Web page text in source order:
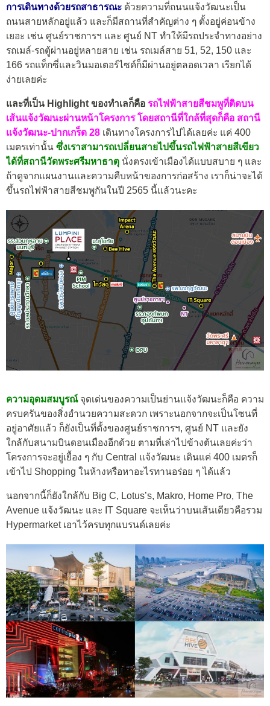
การเดินทางด้วยรถสาธารณะ ด้วยความที่ถนนแจ้งวัฒนะเป็น
ถนนสายหลักอยู่แล้ว และก็มีสถานที่สำคัญต่าง ๆ ตั้งอยู่ค่อนข้าง
เยอะ เช่น ศูนย์ราชการฯ และ ศูนย์ NT ทำให้มีรถประจำทางอย่าง
รถเมล์-รถตู้ผ่านอยู่หลายสาย เช่น รถเมล์สาย 51, 52, 150 และ
166 รถแท็กซี่และวินมอเตอร์ไซค์ก็มีผ่านอยู่ตลอดเวลา เรียกได้
ง่ายเลยค่ะ
และที่เป็น Highlight ของทำเลก็คือ รถไฟฟ้าสายสีชมพูที่ติดบน
เส้นแจ้งวัฒนะผ่านหน้าโครงการ โดยสถานีที่ใกล้ที่สุดก็คือ สถานี
แจ้งวัฒนะ-ปากเกร็ด 28 เดินทางโครงการไปได้เลยค่ะ แค่ 400
เมตรเท่านั้น ซึ่งเราสามารถเปลี่ยนสายไปขึ้นรถไฟฟ้าสายสีเขียว
ได้ที่สถานีวัดพระศรีมหาธาตุ นั่งตรงเข้าเมืองได้แบบสบาย ๆ และ
ถ้าดูจากแผนงานและความคืบหน้าของการก่อสร้าง เราก็น่าจะได้
ขึ้นรถไฟฟ้าสายสีชมพูกันในปี 2565 นี้แล้วนะคะ
ความอุดมสมบูรณ์ จุดเด่นของความเป็นย่านแจ้งวัฒนะก็คือ ความ
ครบครันของสิ่งอำนวยความสะดวก เพราะนอกจากจะเป็นโซนที่
อยู่อาศัยแล้ว ก็ยังเป็นที่ตั้งของศูนย์ราชการฯ, ศูนย์ NT และยัง
ใกล้กับสนามบินดอนเมืองอีกด้วย ตามที่เล่าไปข้างต้นเลยค่ะว่า
โครงการจะอยู่เยื้อง ๆ กับ Central แจ้งวัฒนะ เดินแค่ 400 เมตรก็
เข้าไป Shopping ในห้างหรือหาอะไรทานอร่อย ๆ ได้แล้ว
นอกจากนี้ก็ยังใกล้กับ Big C, Lotus’s, Makro, Home Pro, The
Avenue แจ้งวัฒนะ และ IT Square จะเห็นว่าบนเส้นเดียวคือรวม
Hypermarket เอาไว้ครบทุกแบรนด์เลยค่ะ